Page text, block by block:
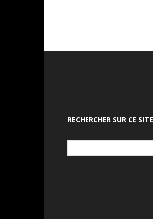
RECHERCHER SUR CE SITE